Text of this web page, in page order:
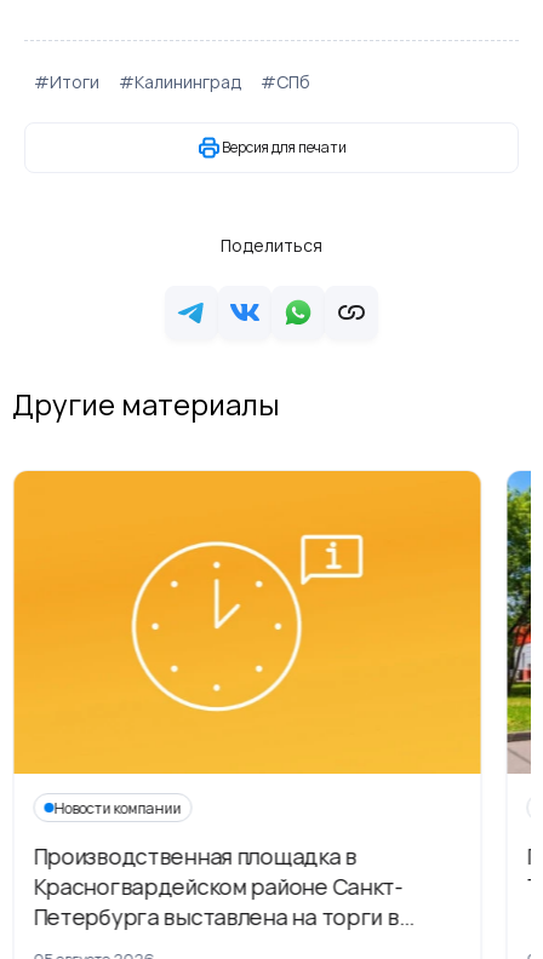
#Итоги #Калининград #СПб
Версия для печати
Поделиться
Другие материалы
Новости компании
Производственная площадка в
Красногвардейском районе Санкт-
Петербурга выставлена на торги в
рамках приватизации